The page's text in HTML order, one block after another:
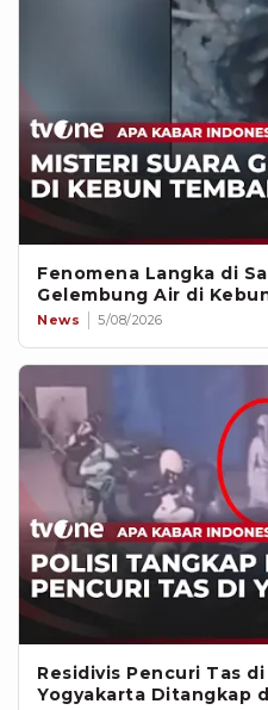
Fenomena Langka di
Gelembung Air di
News 5/08/2026
Residivis Pencuri Tas
Yogyakarta Ditangkap